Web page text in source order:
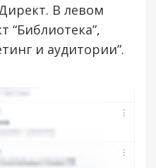
В левом
и аудитории”.